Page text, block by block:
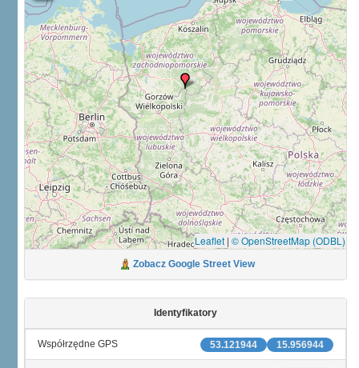
Leaflet | © OpenStreetMap (ODBL)
Zobacz Google Street View
Identyfikatory
15.956944
53.121944
Współrzędne GPS